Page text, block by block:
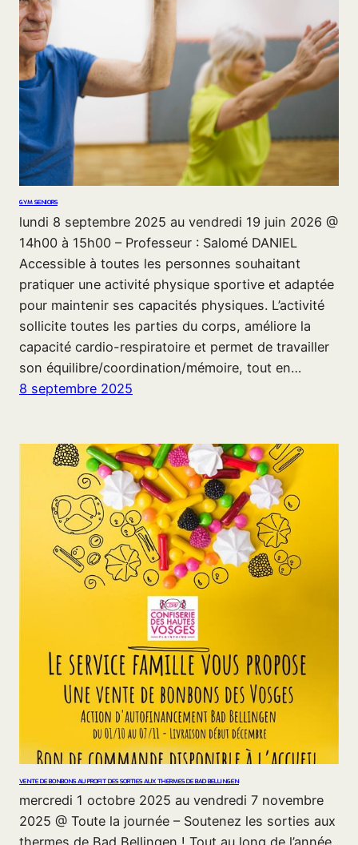
GYM SENIORS
lundi 8 septembre 2025 au vendredi 19 juin 2026 @
14h00 à 15h00 – Professeur : Salomé DANIEL
Accessible à toutes les personnes souhaitant
pratiquer une activité physique sportive et adaptée
pour maintenir ses capacités physiques. L’activité
sollicite toutes les parties du corps, améliore la
capacité cardio-respiratoire et permet de travailler
son équilibre/coordination/mémoire, tout en…
8 septembre 2025
VENTE DE BONBONS AU PROFIT DES SORTIES AUX THERMES DE BAD BELLINGEN
mercredi 1 octobre 2025 au vendredi 7 novembre
2025 @ Toute la journée – Soutenez les sorties aux